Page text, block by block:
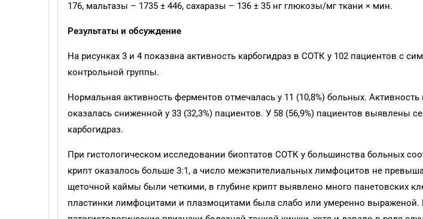
176, мальтазы – 1735 ± 446, сахаразы – 136 ± 35 нг глюкозы/мг ткани × мин.
Результаты и обсуждение
На рисунках 3 и 4 показана активность карбогидраз в СОТК у 102 пациентов с
контрольной группы.
Нормальная активность ферментов отмечалась у 11 (10,8%) больных.
оказалась сниженной у 33 (32,3%) пациентов. У 58 (56,9%) пациентов выявлены
карбогидраз.
При гистологическом исследовании биоптатов СОТК у большинства больных
крипт оказалось больше 3:1, а число межэпителиальных лимфоцитов не
щеточной каймы были четкими, в глубине крипт выявлено много панетовских
пластинки лимфоцитами и плазмоцитами была слабо или умеренно выраженой.